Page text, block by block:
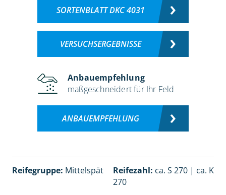
SORTENBLATT DKC 4031
VERSUCHSERGEBNISSE
Anbauempfehlung
maßgeschneidert für Ihr Feld
ANBAUEMPFEHLUNG
Reifegruppe: Mittelspät Reifezahl: ca. S 270 | ca. K
270